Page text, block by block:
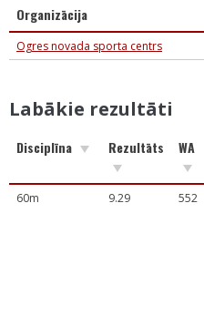
Organizācija
Ogres novada sporta centrs
Labākie rezultāti
Disciplīna Rezultāts WA
60m 9.29 552